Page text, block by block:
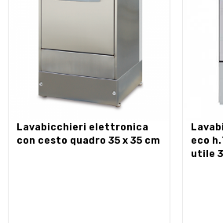
lavabicchieri elettronica
con cesto quadro 35 x 35 cm
lavabicchieri elettronica
eco
utile